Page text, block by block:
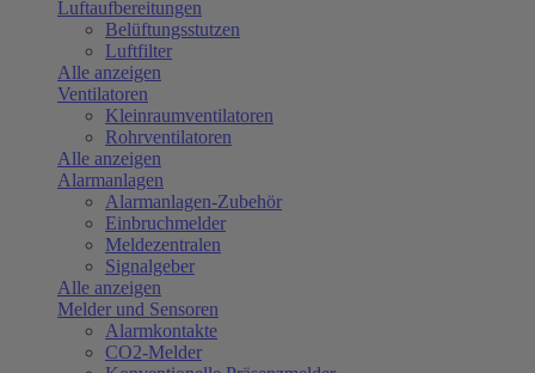
Luftaufbereitungen
Belüftungsstutzen
Luftfilter
Alle anzeigen
Ventilatoren
Kleinraumventilatoren
Rohrventilatoren
Alle anzeigen
Alarmanlagen
Alarmanlagen-Zubehör
Einbruchmelder
Meldezentralen
Signalgeber
Alle anzeigen
Melder und Sensoren
Alarmkontakte
CO2-Melder